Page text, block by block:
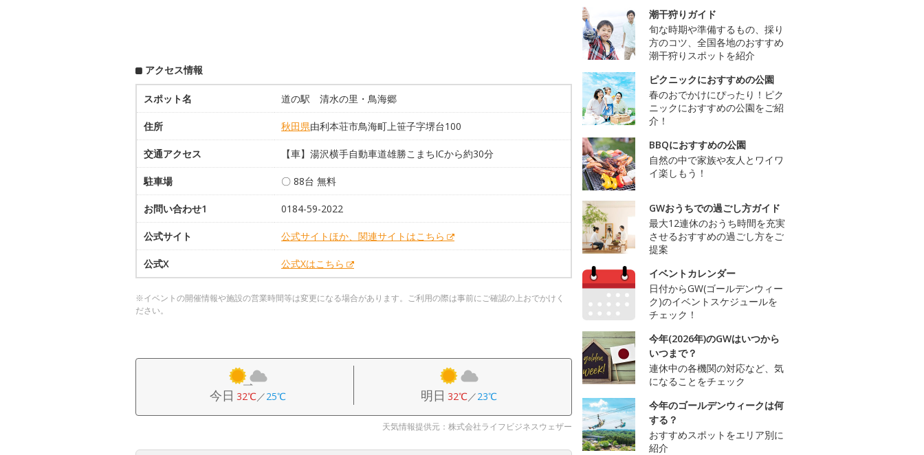
アクセス情報
スポット名 道の駅 清水の里・鳥海郷
住所 秋田県由利本荘市鳥海町上笹子字堺台100
交通アクセス 【車】湯沢横手自動車道雄勝こまちICから約30分
駐車場 〇 88台 無料
お問い合わせ1 0184-59-2022
公式サイト 公式サイトほか、関連サイトはこちら
公式X 公式Xはこちら
※イベントの開催情報や施設の営業時間等は変更になる場合があります。ご利用の際は事前にご確認の上おでかけく
ださい。
今日 32℃／25℃ 明日 32℃／23℃
天気情報提供元：株式会社ライフビジネスウェザー
潮干狩りガイド
旬な時期や準備するもの、採り
方のコツ、全国各地のおすすめ
潮干狩りスポットを紹介
ピクニックにおすすめの公園
春のおでかけにぴったり！ピク
ニックにおすすめの公園をご紹
介！
BBQにおすすめの公園
自然の中で家族や友人とワイワ
イ楽しもう！
GWおうちでの過ごし方ガイド
最大12連休のおうち時間を充実
させるおすすめの過ごし方をご
提案
イベントカレンダー
日付からGW(ゴールデンウィー
ク)のイベントスケジュールを
チェック！
今年(2026年)のGWはいつから
いつまで？
連休中の各機関の対応など、気
になることをチェック
今年のゴールデンウィークは何
する？
おすすめスポットをエリア別に
紹介